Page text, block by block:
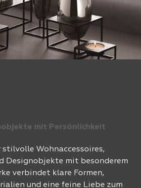
mit Persönlichkeit
Wohnaccessoires,
Designobjekte mit besonderem
verbindet klare Formen,
und eine feine Liebe zum